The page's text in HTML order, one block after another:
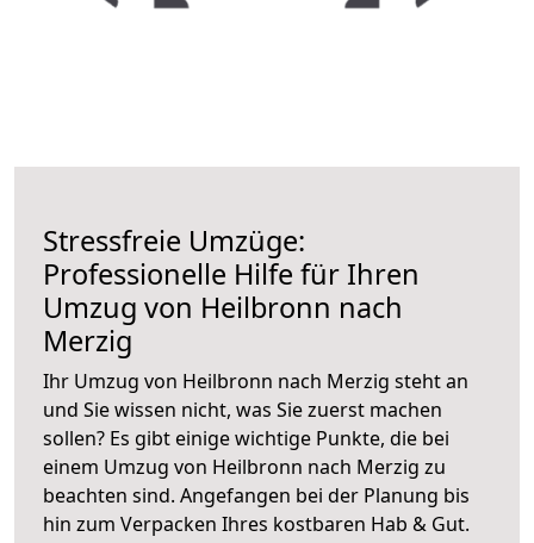
Stressfreie Umzüge:
Professionelle Hilfe für Ihren
Umzug von Heilbronn nach
Merzig
Ihr Umzug von Heilbronn nach Merzig steht an
und Sie wissen nicht, was Sie zuerst machen
sollen? Es gibt einige wichtige Punkte, die bei
einem Umzug von Heilbronn nach Merzig zu
beachten sind. Angefangen bei der Planung bis
hin zum Verpacken Ihres kostbaren Hab & Gut.